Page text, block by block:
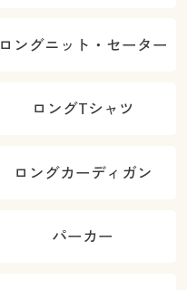
ロングニット・セーター
ロングTシャツ
ロングカーディガン
パーカー